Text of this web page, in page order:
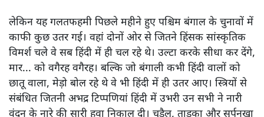
अच्छा हुआ कि भारत केमुख्य न्यायाधीश ने तुच्छ याचिकाएं डालने
और सोशल मीडिया पर न्यायपालिका की आलोचना करने वालों को
अंग्रेजी में ‘काकरोच और परजीवी’ कहा वरना हिंदी के निरंतर गिरते
स्तर को और गहरी ठेस लगती। मैं लंबे समय तक इस गलतफहमी में
रहा कि हमारी हिंदी फिल्में अपने मारधाड़ वाले डॉयलाग के माध्यम
से हिंदी का प्रचार और विकास कर रही हैं। और इससे गैर हिंदी
भाषी लोग हिंदी सीख रहे हैं। भले ही वे हिंदी की गालियां ही हों।